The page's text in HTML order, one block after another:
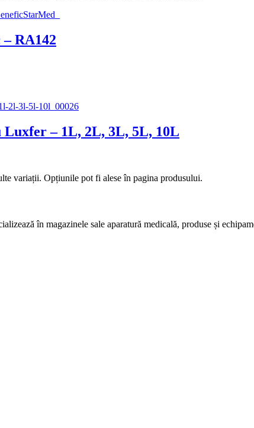
RA142
– 1L, 2L, 3L, 5L, 10L
variații. Opțiunile pot fi alese în pagina produsului.
în magazinele sale aparatură medicală, produse și